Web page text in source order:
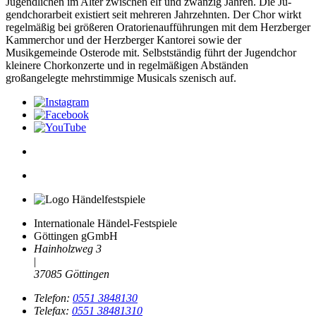
gendchorarbeit existiert seit mehreren Jahr­zehnten. Der Chor wirkt
regelmäßig bei größeren Oratorienaufführungen mit dem Herzberger
Kammerchor und der Herzber­ger Kantorei sowie der
Musikgemeinde Osterode mit. Selbstständig führt der Ju­gendchor
kleinere Chorkonzerte und in regelmäßigen Abständen
großangelegte mehrstimmige Musicals szenisch auf.
Internationale Händel-Festspiele
Göttingen gGmbH
Hainholzweg 3
|
37085 Göttingen
Telefon: 0551 3848130
Telefax: 0551 38481310